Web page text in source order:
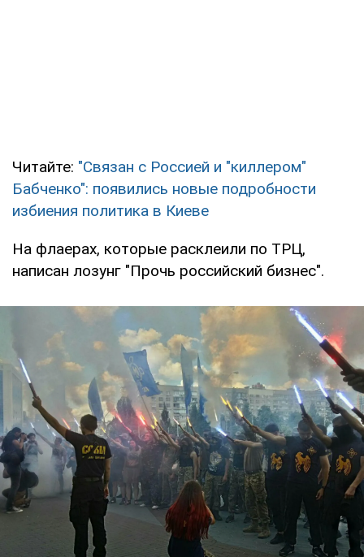
Читайте: "Связан с Россией и "киллером"
Бабченко": появились новые подробности
избиения политика в Киеве
На флаерах, которые расклеили по ТРЦ,
написан лозунг "Прочь российский бизнес".